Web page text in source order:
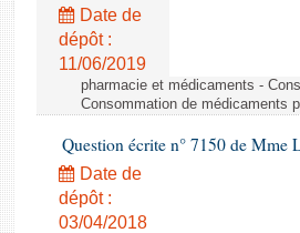
Baromètre de l’application des lois
Dossiers législatifs
Budget et sécurité sociale
Questions écrites et orales
Comptes rendus des débats
Date de
dépôt :
11/06/2019
pharmacie et médicaments -
Consommation de médicaments
Question écrite n° 7150 de Mme
Date de
dépôt :
03/04/2018